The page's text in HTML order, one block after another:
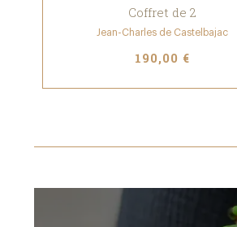
Coffret de 2
Jean-Charles de Castelbajac
190,00 €